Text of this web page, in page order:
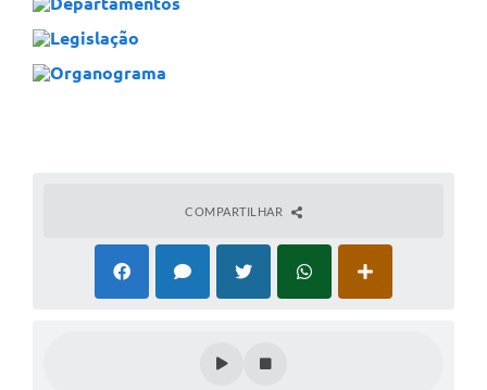
Legislação
Organograma
COMPARTILHAR